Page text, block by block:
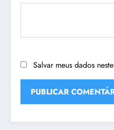
Salvar meus dados